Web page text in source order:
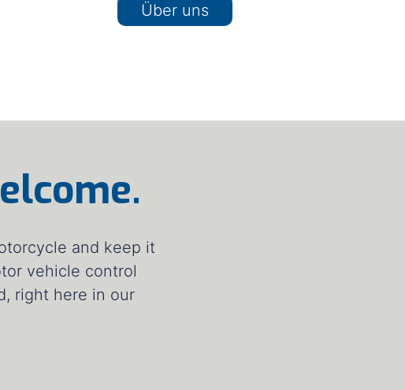
Über uns
and keep it
vehicle control
right here in our